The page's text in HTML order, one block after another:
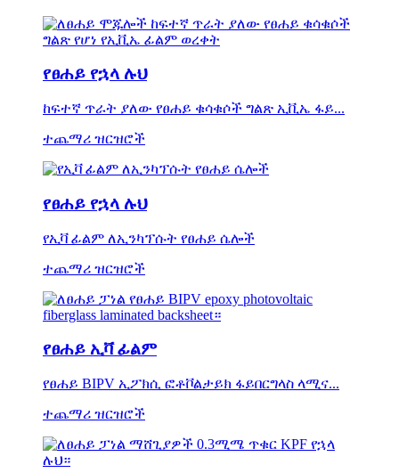
የፀሐይ የኋላ ሉህ
ከፍተኛ ጥራት ያለው የፀሐይ ቁሳቁሶች ግልጽ ኢቪኤ ፋይ...
ተጨማሪ ዝርዝሮች
የፀሐይ የኋላ ሉህ
የኢቫ ፊልም ለኢንካፕሱት የፀሐይ ሴሎች
ተጨማሪ ዝርዝሮች
የፀሐይ ኢቫ ፊልም
የፀሐይ BIPV ኢፖክሲ ፎቶቮልታይክ ፋይበርግላስ ላሚና...
ተጨማሪ ዝርዝሮች